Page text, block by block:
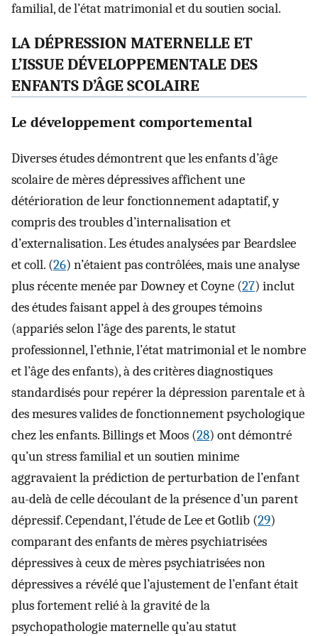
familial, de l’état matrimonial et du soutien social.
LA DÉPRESSION MATERNELLE ET
L’ISSUE DÉVELOPPEMENTALE DES
ENFANTS D’ÂGE SCOLAIRE
Le développement comportemental
Diverses études démontrent que les enfants d’âge
scolaire de mères dépressives affichent une
détérioration de leur fonctionnement adaptatif, y
compris des troubles d’internalisation et
d’externalisation. Les études analysées par Beardslee
et coll. (26) n’étaient pas contrôlées, mais une analyse
plus récente menée par Downey et Coyne (27) inclut
des études faisant appel à des groupes témoins
(appariés selon l’âge des parents, le statut
professionnel, l’ethnie, l’état matrimonial et le nombre
et l’âge des enfants), à des critères diagnostiques
standardisés pour repérer la dépression parentale et à
des mesures valides de fonctionnement psychologique
chez les enfants. Billings et Moos (28) ont démontré
qu’un stress familial et un soutien minime
aggravaient la prédiction de perturbation de l’enfant
au-delà de celle découlant de la présence d’un parent
dépressif. Cependant, l’étude de Lee et Gotlib (29)
comparant des enfants de mères psychiatrisées
dépressives à ceux de mères psychiatrisées non
dépressives a révélé que l’ajustement de l’enfant était
plus fortement relié à la gravité de la
psychopathologie maternelle qu’au statut